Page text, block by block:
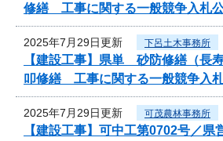
修繕 工事に関する一般競争入札
2025年7月29日更新 下呂土木事務所
【建設工事】県単 砂防修繕（長
叩修繕 工事に関する一般競争入
2025年7月29日更新 可茂農林事務所
【建設工事】可中工第0702号／県